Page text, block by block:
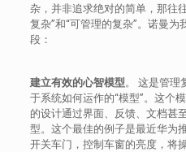
杂，并非追求绝对的简单，那往
复杂”和“可管理的复杂”。诺曼
段：
建立有效的心智模型 。 这是管理
于系统如何运作的“模型”。这个
的设计通过界面、反馈、文档甚
型。这个最佳的例子是最近华为
开关车门，控制车窗的亮度，将